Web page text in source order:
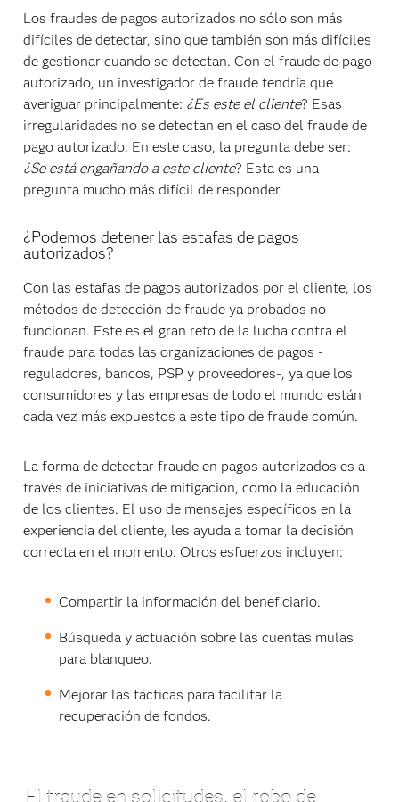
Los fraudes de pagos autorizados no sólo son más
difíciles de detectar, sino que también son más difíciles
de gestionar cuando se detectan. Con el fraude de pago
autorizado, un investigador de fraude tendría que
averiguar principalmente: ¿Es este el cliente? Esas
irregularidades no se detectan en el caso del fraude de
pago autorizado. En este caso, la pregunta debe ser:
¿Se está engañando a este cliente? Esta es una
pregunta mucho más difícil de responder.
¿Podemos detener las estafas de pagos
autorizados?
Con las estafas de pagos autorizados por el cliente, los
métodos de detección de fraude ya probados no
funcionan. Este es el gran reto de la lucha contra el
fraude para todas las organizaciones de pagos -
reguladores, bancos, PSP y proveedores-, ya que los
consumidores y las empresas de todo el mundo están
cada vez más expuestos a este tipo de fraude común.
La forma de detectar fraude en pagos autorizados es a
través de iniciativas de mitigación, como la educación
de los clientes. El uso de mensajes específicos en la
experiencia del cliente, les ayuda a tomar la decisión
correcta en el momento. Otros esfuerzos incluyen:
Compartir la información del beneficiario.
Búsqueda y actuación sobre las cuentas mulas
para blanqueo.
Mejorar las tácticas para facilitar la
recuperación de fondos.
El fraude en solicitudes, el robo de